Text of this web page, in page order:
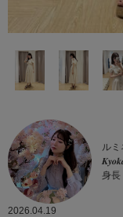
ルミ
身長
2026.04.19